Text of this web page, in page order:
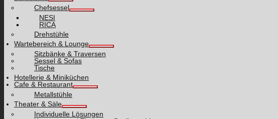
Chefsessel
NESI
RICA
Drehstühle
Wartebereich & Lounge
Sitzbänke & Traversen
Sessel & Sofas
Tische
Hotellerie & Miniküchen
Cafe & Restaurant
Metallstühle
Theater & Säle
Individuelle Lösungen